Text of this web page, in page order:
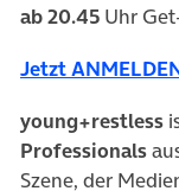
ab 20.45 Uhr
Jetzt
young+restless
Professionals
Szene, der